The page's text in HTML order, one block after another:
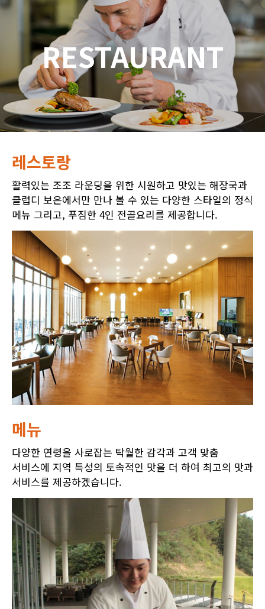
RESTAURANT
레스토랑
활력있는 조조 라운딩을 위한 시원하고 맛있는 해장국과
클럽디 보은에서만 만나 볼 수 있는 다양한 스타일의 정식
메뉴 그리고, 푸짐한 4인 전골요리를 제공합니다.
메뉴
다양한 연령을 사로잡는 탁월한 감각과 고객 맞춤
서비스에 지역 특성의 토속적인 맛을 더 하여 최고의 맛과
서비스를 제공하겠습니다.